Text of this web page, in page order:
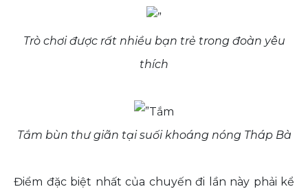
Trò chơi được rất nhiều bạn trẻ trong đoàn yêu
thích
Tắm bùn thư giãn tại suối khoáng nóng Tháp Bà
Điểm đặc biệt nhất của chuyến đi lần này phải kể